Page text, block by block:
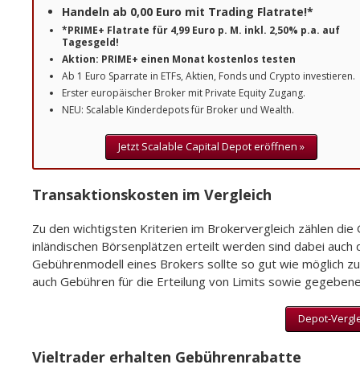
Handeln ab 0,00 Euro mit Trading Flatrate!*
*PRIME+ Flatrate für 4,99 Euro p. M. inkl. 2,50% p.a. auf
Tagesgeld!
Aktion: PRIME+ einen Monat kostenlos testen
Ab 1 Euro Sparrate in ETFs, Aktien, Fonds und Crypto investieren.
Erster europäischer Broker mit Private Equity Zugang.
NEU: Scalable Kinderdepots für Broker und Wealth.
Jetzt Scalable Capital Depot eröffnen »
Transaktionskosten im Vergleich
Zu den wichtigsten Kriterien im Brokervergleich zählen
inländischen Börsenplätzen erteilt werden sind dabei
Gebührenmodell eines Brokers sollte so gut wie möglich
auch Gebühren für die Erteilung von Limits sowie
Depot-
Vieltrader erhalten Gebührenrabatte